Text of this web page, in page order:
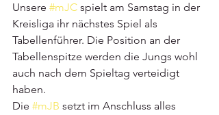
Unsere #mJC spielt am Samstag in der
Kreisliga ihr nächstes Spiel als
Tabellenführer. Die Position an der
Tabellenspitze werden die Jungs wohl
auch nach dem Spieltag verteidigt
haben.
Die #mJB setzt im Anschluss alles